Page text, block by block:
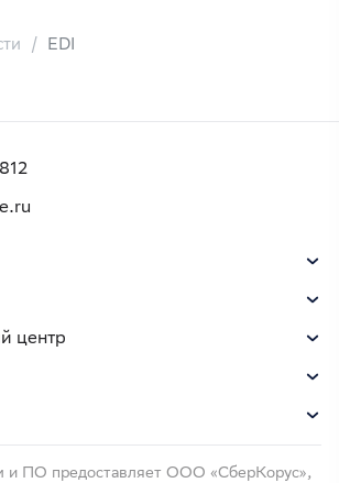
EDI
центр
и ПО предоставляет ООО «СберКорус»,